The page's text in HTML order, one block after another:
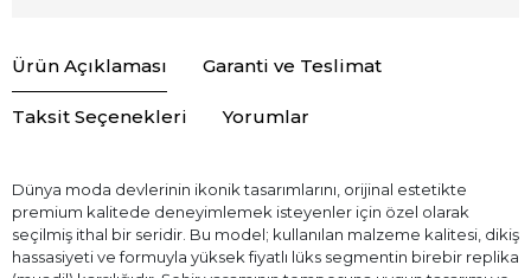
Ürün Açıklaması Garanti ve Teslimat
Taksit Seçenekleri Yorumlar
Dünya moda devlerinin ikonik tasarımlarını, orijinal estetikte
premium kalitede deneyimlemek isteyenler için özel olarak
seçilmiş ithal bir seridir. Bu model; kullanılan malzeme kalitesi, dikiş
hassasiyeti ve formuyla yüksek fiyatlı lüks segmentin birebir replika